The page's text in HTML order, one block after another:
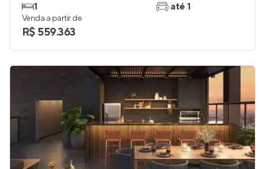
1
até 1
Venda a partir de
R$ 559.363